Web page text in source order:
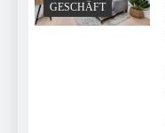
GESCHÄFT